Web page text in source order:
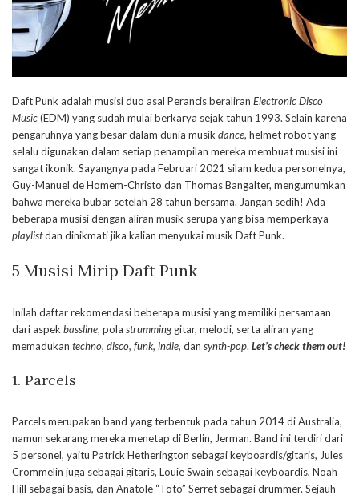
Daft Punk adalah musisi duo asal Perancis beraliran Electronic Disco
Music(EDM) yang sudah mulai berkarya sejak tahun 1993. Selain karena
pengaruhnya yang besar dalam dunia musikdance, helmet robot yang
selalu digunakan dalam setiap penampilan mereka membuat musisi ini
sangat ikonik. Sayangnya pada Februari 2021 silam kedua personelnya,
Guy-Manuel de Homem-Christo dan Thomas Bangalter, mengumumkan
bahwa mereka bubar setelah 28 tahun bersama. Jangan sedih! Ada
beberapa musisi dengan aliran musik serupa yang bisa memperkaya
playlistdan dinikmati jika kalian menyukai musik Daft Punk.
5 Musisi Mirip Daft Punk
Inilah daftar rekomendasi beberapa musisi yang memiliki persamaan
dari aspekbassline, pola strumminggitar, melodi, serta aliran yang
memadukan techno, disco, funk, indie, dan synth-pop. Let’s check them out!
1. Parcels
Parcels merupakan band yang terbentuk pada tahun 2014 di Australia,
namun sekarang mereka menetap di Berlin, Jerman. Band ini terdiri dari
5 personel, yaitu Patrick Hetherington sebagai keyboardis/gitaris, Jules
Crommelin juga sebagai gitaris, Louie Swain sebagai keyboardis, Noah
Hill sebagai basis, dan Anatole “Toto” Serret sebagai drummer. Sejauh